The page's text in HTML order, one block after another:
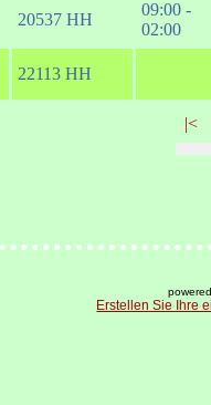
20537 HH
09:00 -
02:00
22113 HH
|<
Erstellen Sie Ihre